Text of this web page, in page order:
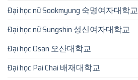
Đại học nữ Sookmyung 숙명여자대학교
Đại học nữ Sungshin 성신여자대학교
Đại học Osan 오산대학교
Đại học Pai Chai 배재대학교